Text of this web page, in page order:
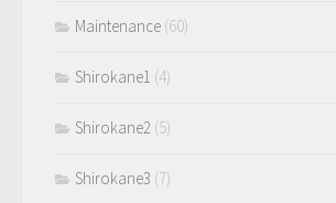
Maintenance (60)
Shirokane1 (4)
Shirokane2 (5)
Shirokane3 (7)